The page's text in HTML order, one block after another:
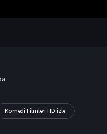
Komedi Filmleri HD izle